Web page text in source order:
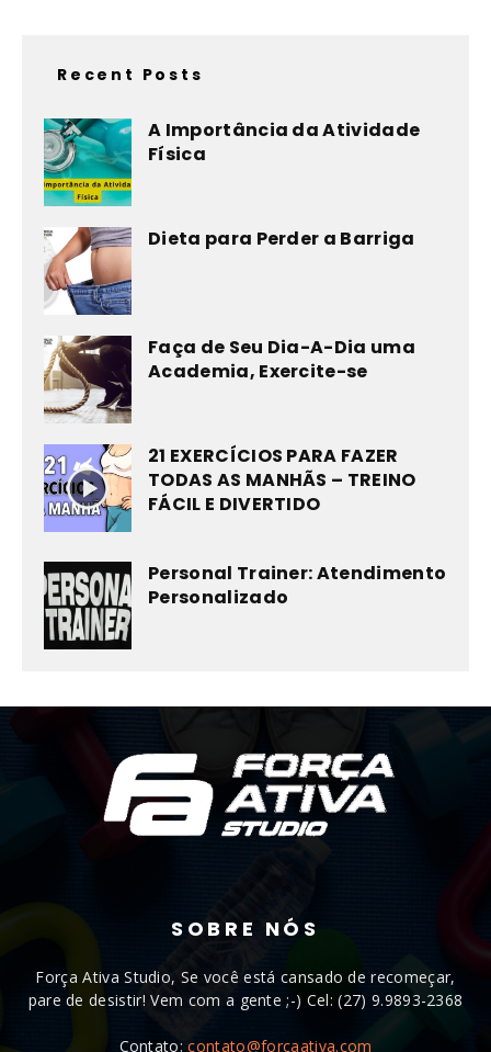
Recent Posts
A Importância da Atividade
Física
Dieta para Perder a Barriga
Faça de Seu Dia-A-Dia uma
Academia, Exercite-se
21 EXERCÍCIOS PARA FAZER
TODAS AS MANHÃS – TREINO
FÁCIL E DIVERTIDO
Personal Trainer: Atendimento
Personalizado
SOBRE NÓS
Força Ativa Studio, Se você está cansado de recomeçar,
pare de desistir! Vem com a gente ;-) Cel: (27) 9.9893-2368
Contato:contato@forcaativa.com